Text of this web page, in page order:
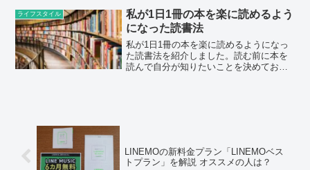
ライフスタイル
私が1日1冊の本を楽に読めるよう
になった読書法
私が1日1冊の本を楽に読めるようになっ
た読書法を紹介しました。読む前に本を
読んで自分が知りたいことを決めてお
LINEMOの新料金プラン「LINEMOベス
トプラン」を解説 オススメの人は？